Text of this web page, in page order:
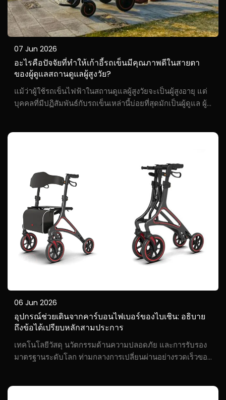
07 Jun 2026
อะไรคือปัจจัยที่ทำให้เก้าอี้รถเข็นมีคุณภาพดีในสายตา
ของผู้ดูแลสถานดูแลผู้สูงวัย?
แม้ว่าผู้ใช้รถเข็นไฟฟ้าในสถานดูแลผู้สูงวัยจะเป็นผู้สูงอายุ แต่
บุคคลที่มีปฏิสัมพันธ์กับรถเข็นเหล่านี้บ่อยที่สุดมักเป็นผู้ดูแล ผู้
06 Jun 2026
อุปกรณ์ช่วยเดินจากคาร์บอนไฟเบอร์ของไบเชิน: อธิบาย
ถึงข้อได้เปรียบหลักสามประการ
เทคโนโลยีวัสดุ นวัตกรรมด้านความปลอดภัย และการรับรอง
มาตรฐานระดับโลก ท่ามกลางการเปลี่ยนผ่านอย่างรวดเร็วของ